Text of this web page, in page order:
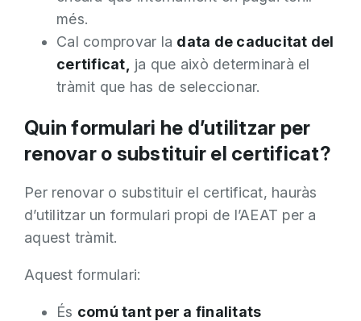
més.
Cal comprovar la data de caducitat del
certificat,
ja que això determinarà el
tràmit que has de seleccionar.
Quin formulari he d’utilitzar per
renovar o substituir el certificat?
Per renovar o substituir el certificat, hauràs
d’utilitzar un formulari propi de l’AEAT per a
aquest tràmit.
Aquest formulari:
És comú tant per a finalitats